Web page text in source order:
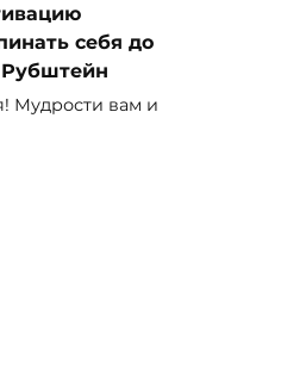
себя до
Рубштейн
Мудрости вам и